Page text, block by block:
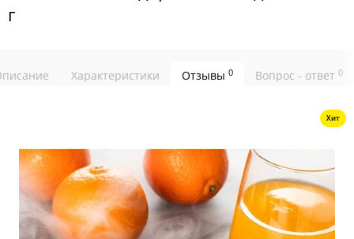
г
Характеристики Отзывы 0 Вопрос - ответ 0
Хит